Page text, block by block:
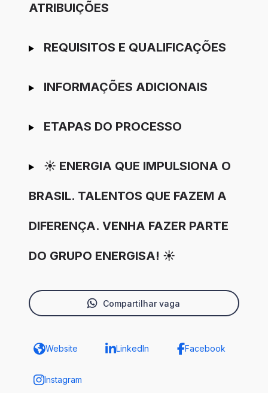
ATRIBUIÇÕES
REQUISITOS E QUALIFICAÇÕES
INFORMAÇÕES ADICIONAIS
ETAPAS DO PROCESSO
☀️ ENERGIA QUE IMPULSIONA O
BRASIL. TALENTOS QUE FAZEM A
DIFERENÇA. VENHA FAZER PARTE
DO GRUPO ENERGISA! ☀️
Compartilhar vaga
Website LinkedIn Facebook
Instagram